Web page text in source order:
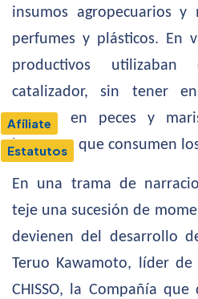
Afíliate
Estatutos
insumos agropecuarios y
perfumes y plásticos. En
productivos
catalizador, sin tener
tóxicos en peces y
humanos que consumen
En una trama de
teje una sucesión de
devienen del desarrollo
Teruo Kawamoto, líder
CHISSO, la Compañía